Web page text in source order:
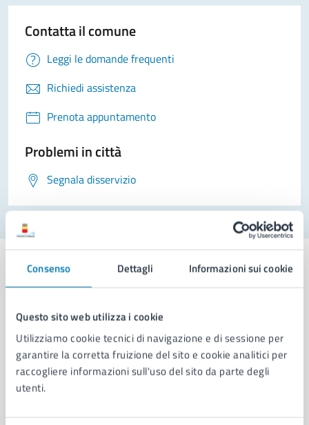
Consenso Dettagli Informazioni sui cookie
Questo sito web utilizza i cookie
Utilizziamo cookie tecnici di navigazione e di sessione per
garantire la corretta fruizione del sito e cookie analitici per
raccogliere informazioni sull'uso del sito da parte degli
utenti.
Contatta il comune
Leggi le domande frequenti
Richiedi assistenza
Prenota appuntamento
Problemi in città
Segnala disservizio
Comune di Napoli
AMMINISTRAZIONE
Aree amministrative
Organi di governo